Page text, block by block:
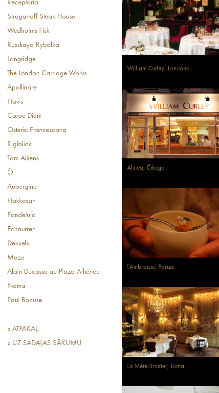
Receptoria
Stroganoff Steak House
Wedholms Fisk
Russkaya Rybalka
Longridge
The London Carriage Works
Apollinare
Havis
Carpe Diem
Osteria Francescana
Rigiblick
Tom Aikens
Ö
Aubergine
Hakkasan
Pandelujo
Echaurren
Dekxels
Maze
Alain Ducasse au Plaza Athénée
Noma
Paul Bocuse
« ATPAKAĻ
« UZ SADAĻAS SĀKUMU
William Curley, Londona
Alinea, Čikāga
l'Ambroisie, Parīze
La Mère Brazier, Liona